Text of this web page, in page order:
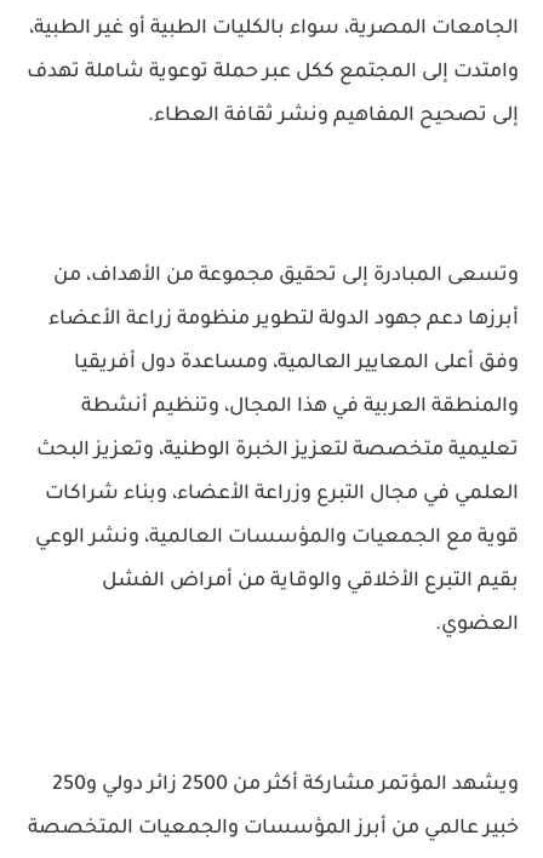
الجامعات المصرية، سواء بالكليات الطبية أو غير الطبية،
وامتدت إلى المجتمع ككل عبر حملة توعوية شاملة تهدف
إلى تصحيح المفاهيم ونشر ثقافة العطاء.
وتسعى المبادرة إلى تحقيق مجموعة من الأهداف، من
أبرزها دعم جهود الدولة لتطوير منظومة زراعة الأعضاء
وفق أعلى المعايير العالمية، ومساعدة دول أفريقيا
والمنطقة العربية في هذا المجال، وتنظيم أنشطة
تعليمية متخصصة لتعزيز الخبرة الوطنية، وتعزيز البحث
العلمي في مجال التبرع وزراعة الأعضاء، وبناء شراكات
قوية مع الجمعيات والمؤسسات العالمية، ونشر الوعي
بقيم التبرع الأخلاقي والوقاية من أمراض الفشل
العضوي.
ويشهد المؤتمر مشاركة أكثر من 2500 زائر دولي و250
خبير عالمي من أبرز المؤسسات والجمعيات المتخصصة